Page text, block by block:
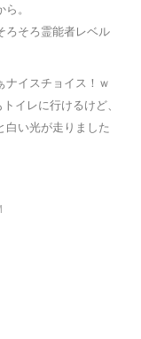
。
ろそろ霊能者レベル
ナイスチョイス！ｗ
イレに行けるけど、
白い光が走りました